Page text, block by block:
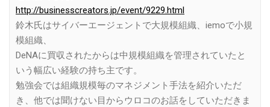
http://businesscreators.jp/event/9229.html
鈴木氏はサイバーエージェントで大規模組織、iemoで小規
模組織、
DeNAに買収されたからは中規模組織を管理されていたと
いう幅広い経験の持ち主です。
勉強会では組織規模毎のマネジメント手法を紹介いただ
き、他では聞けない目からウロコのお話をしていただきま